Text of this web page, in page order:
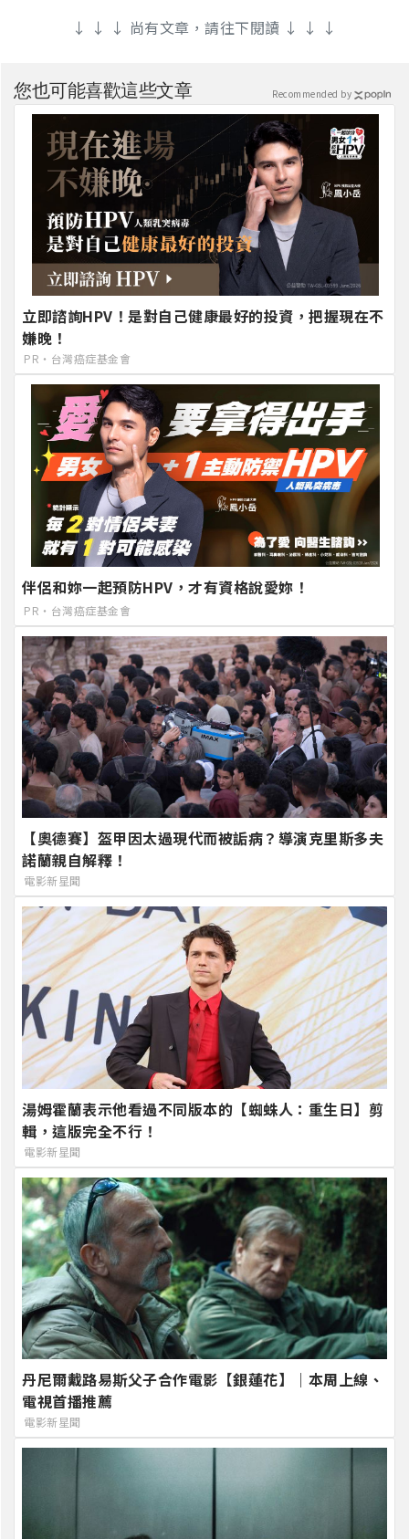
↓ ↓ ↓ 尚有文章，請往下閱讀 ↓ ↓ ↓
您也可能喜歡這些文章
立即諮詢HPV！是對自己健康最好的投資，把握現在不
嫌晚！
PR・台灣癌症基金會
伴侶和妳一起預防HPV，才有資格說愛妳！
PR・台灣癌症基金會
【奧德賽】盔甲因太過現代而被詬病？導演克里斯多夫
諾蘭親自解釋！
電影新星聞
湯姆霍蘭表示他看過不同版本的【蜘蛛人：重生日】剪
輯，這版完全不行！
電影新星聞
丹尼爾戴路易斯父子合作電影【銀蓮花】｜本周上線、
電視首播推薦
電影新星聞
Recommended by